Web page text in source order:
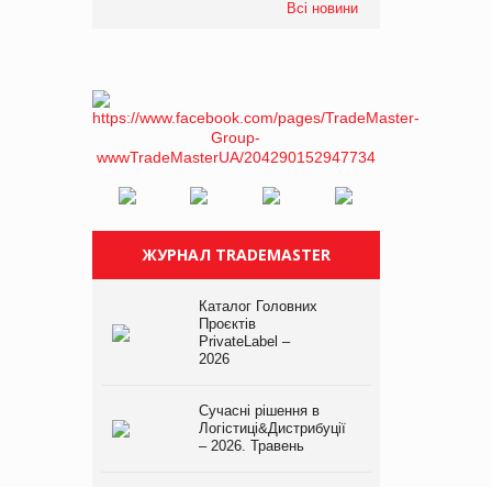
Всі новини
ЖУРНАЛ TRADEMASTER
Каталог Головних
Проєктів
PrivateLabel –
2026
Сучасні рішення в
Логістиці&Дистрибуції
– 2026. Травень